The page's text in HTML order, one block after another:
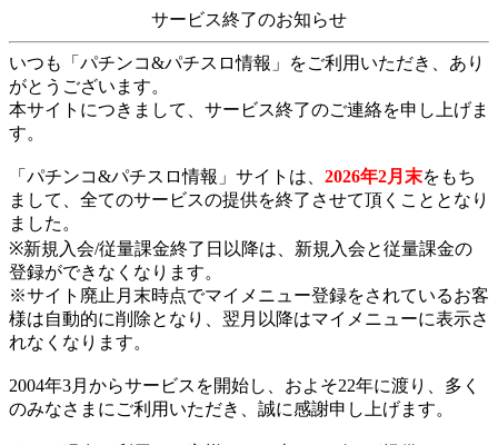
サービス終了のお知らせ
いつも「パチンコ&パチスロ情報」をご利用いただき、あり
がとうございます。
本サイトにつきまして、サービス終了のご連絡を申し上げま
す。
「パチンコ&パチスロ情報」サイトは、 2026年2月末をもち
まして、全てのサービスの提供を終了させて頂くこととなり
ました。
※新規入会/従量課金終了日以降は、新規入会と従量課金の
登録ができなくなります。
※サイト廃止月末時点でマイメニュー登録をされているお客
様は自動的に削除となり、翌月以降はマイメニューに表示さ
れなくなります。
2004年3月からサービスを開始し、およそ22年に渡り、多く
のみなさまにご利用いただき、誠に感謝申し上げます。